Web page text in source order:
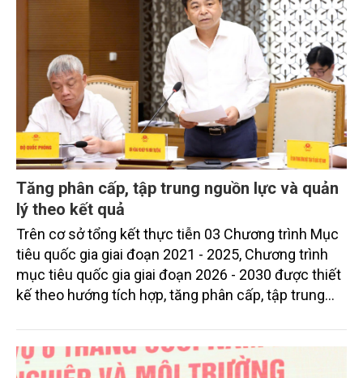
Tăng phân cấp, tập trung nguồn lực và quản
lý theo kết quả
Trên cơ sở tổng kết thực tiễn 03 Chương trình Mục
tiêu quốc gia giai đoạn 2021 - 2025, Chương trình
mục tiêu quốc gia giai đoạn 2026 - 2030 được thiết
kế theo hướng tích hợp, tăng phân cấp, tập trung